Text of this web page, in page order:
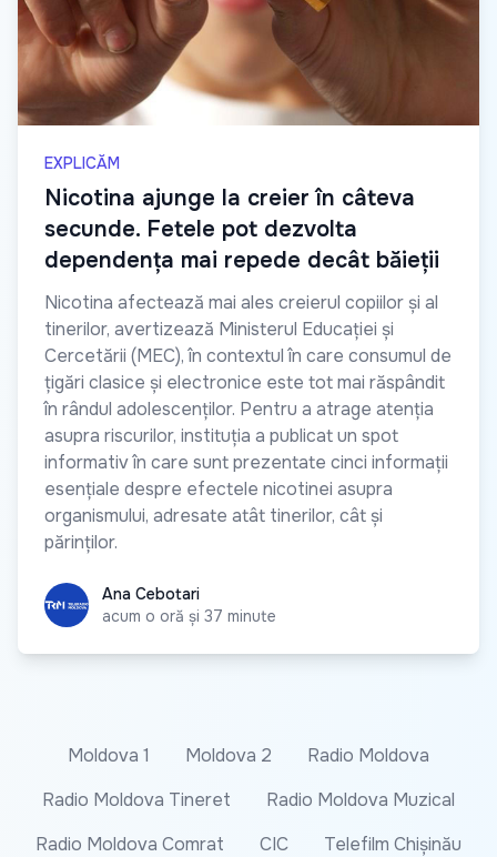
EXPLICĂM
Nicotina ajunge la creier în câteva
secunde. Fetele pot dezvolta
dependența mai repede decât băieții
Nicotina afectează mai ales creierul copiilor și al
tinerilor, avertizează Ministerul Educației și
Cercetării (MEC), în contextul în care consumul de
țigări clasice și electronice este tot mai răspândit
în rândul adolescenților. Pentru a atrage atenția
asupra riscurilor, instituția a publicat un spot
informativ în care sunt prezentate cinci informații
esențiale despre efectele nicotinei asupra
organismului, adresate atât tinerilor, cât și
părinților.
Ana CebotariAna Cebotari
acum o oră și 37 minute
Moldova 1 Moldova 2
Radio Moldova
Radio Moldova Tineret
Radio Moldova Muzical
Radio Moldova Comrat
CIC
Telefilm Chișinău